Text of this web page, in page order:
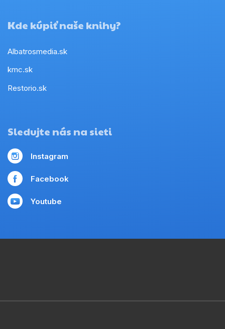
Kde kúpiť naše knihy?
Albatrosmedia.sk
kmc.sk
Restorio.sk
Sledujte nás na sieti
Instagram
Facebook
Youtube